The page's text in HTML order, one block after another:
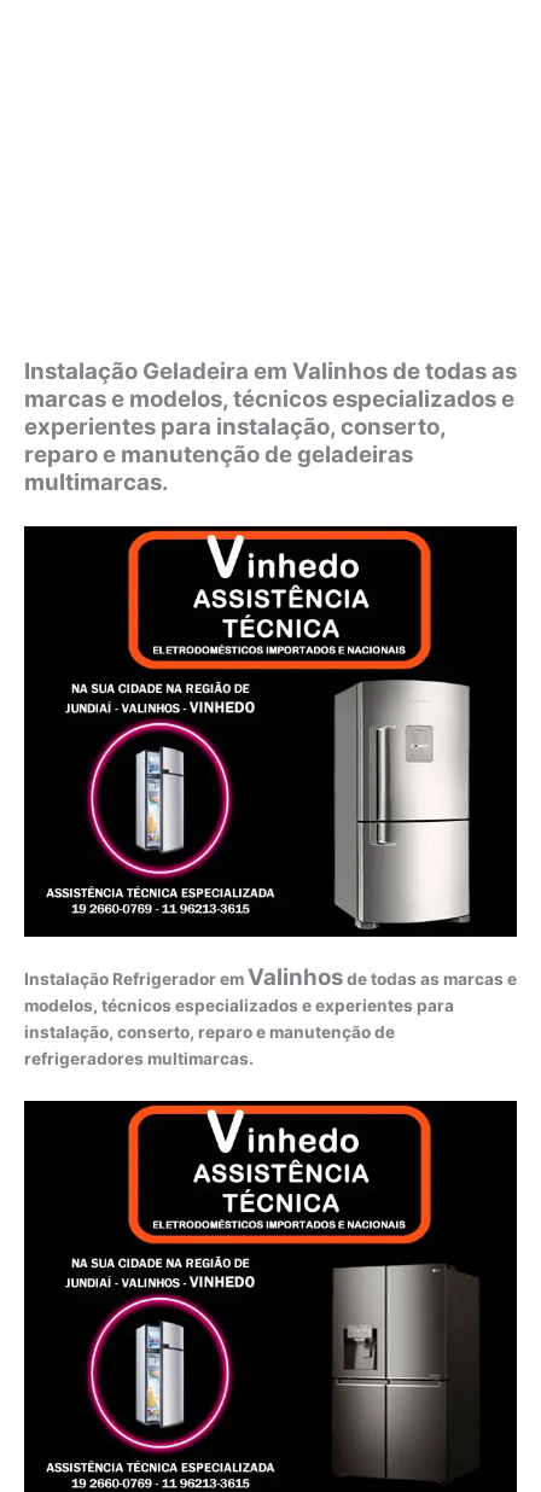
Instalação Geladeira em Valinhos de todas as
marcas e modelos, técnicos especializados e
experientes para instalação, conserto,
reparo e manutenção de geladeiras
multimarcas.
Instalação Refrigerador emValinhosde todas as marcas e
modelos, técnicos especializados e experientes para
instalação, conserto, reparo e manutenção de
refrigeradores multimarcas.